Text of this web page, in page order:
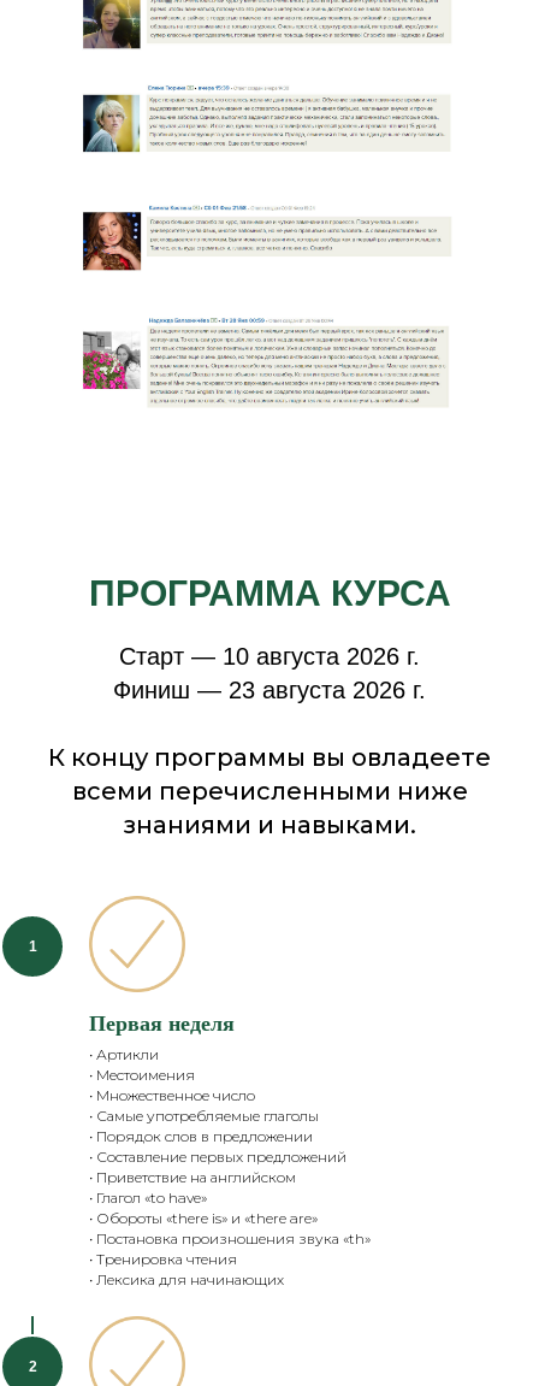
ПРОГРАММА КУРСА
Старт — 10 августа 2026 г.
Финиш — 23 августа 2026 г.
К концу программы вы овладеете
всеми перечисленными ниже
знаниями и навыками.
Первая неделя
• Артикли
• Местоимения
• Множественное число
• Самые употребляемые глаголы
• Порядок слов в предложении
• Составление первых предложений
• Приветствие на английском
• Глагол «to have»
• Обороты «there is» и «there are»
• Постановка произношения звука «th»
• Тренировка чтения
• Лексика для начинающих